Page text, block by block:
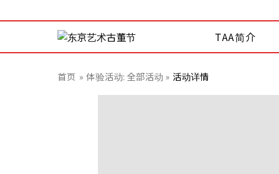
TAA简介
首页 体验活动: 全部活动 » 活动详情